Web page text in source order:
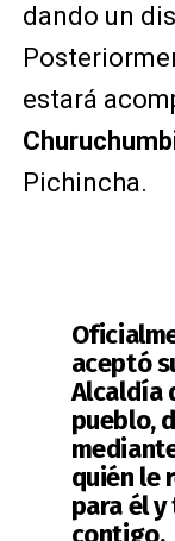
dando un
estará
Pichincha.
aceptó
Alcaldía
pueblo,
quién le
para él
contigo.